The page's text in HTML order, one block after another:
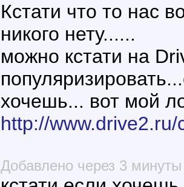
Кстати что то нас
никого нету......
можно кстати на
хочешь... вот мой
http://
Добавлено через 3 минуты